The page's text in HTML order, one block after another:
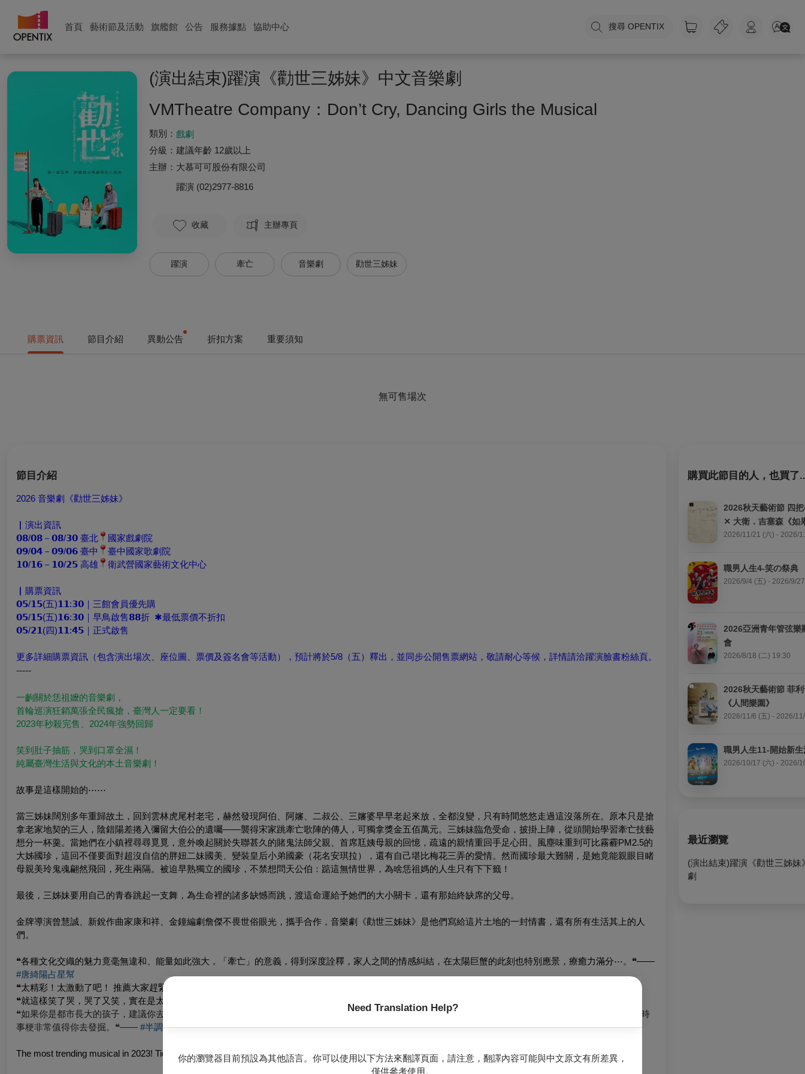
首頁 藝術節及活動 旗艦館 公告 服務據點 協助中心 搜尋 OPENTIX
Need Translation Help?
你的瀏覽器目前預設為其他語言。你可以使用以下方法來翻譯頁面，請注意，翻譯內容可能與中文原文有所差異，
僅供參考使用。
(演出結束)躍演《勸世三姊妹》中文音樂劇
VMTheatre Company：Don’t Cry, Dancing Girls the Musical
類別： 戲劇
分級： 建議年齡 12歲以上
主辦： 大慕可可股份有限公司
躍演 (02)2977-8816
收藏 主辦專頁
躍演 牽亡 音樂劇 勸世三姊妹
購票資訊 節目介紹 異動公告 折扣方案 重要須知
無可售場次
節目介紹
2026 音樂劇《勸世三姊妹》
▏演出資訊
𝟬𝟴/𝟬𝟴－𝟬𝟴/𝟯𝟬 臺北
國家戲劇院
𝟬𝟵/𝟬𝟰－𝟬𝟵/𝟬𝟲 臺中
臺中國家歌劇院
𝟭𝟬/𝟭𝟲－𝟭𝟬/𝟮𝟱 高雄
衛武營國家藝術文化中心
▏購票資訊
𝟬𝟱/𝟭𝟱(五)𝟭𝟭:𝟯𝟬｜三館會員優先購
𝟬𝟱/𝟭𝟱(五)𝟭𝟲:𝟯𝟬｜早鳥啟售𝟴𝟴折  ✱最低票價不折扣
𝟬𝟱/𝟮𝟭(四)𝟭𝟭:𝟰𝟱｜正式啟售
更多詳細購票資訊（包含演出場次、座位圖、票價及簽名會等活動） ，預計將於5/8（五）釋出，並同步公開售票網站， 敬請耐心等候，詳情請洽躍演臉書粉絲頁。
-----
一齣關於恁祖嬤的音樂劇，
首輪巡演狂銷萬張全民瘋搶，臺灣人一定要看！
2023年秒殺完售、2024年強勢回歸
笑到肚子抽筋，哭到口罩全濕！
純屬臺灣生活與文化的本土音樂劇！
故事是這樣開始的⋯⋯
當三姊妹闊別多年重歸故土，回到雲林虎尾村老宅，赫然發現阿伯、阿嬸、二叔公、三嬸婆早早老起來放，全都沒變，只有時間悠悠走過這沒落所在。原本只是搶
拿老家地契的三人，陰錯陽差捲入彌留大伯公的遺囑——襲得宋家跳牽亡歌陣的傳人，可獨拿獎金五佰萬元。三姊妹臨危受命，披掛上陣，從頭開始學習牽亡技藝
想分一杯羹。當她們在小鎮裡尋尋覓覓，意外喚起關於失聯甚久的賭鬼法師父親、首席尫姨母親的回憶，疏遠的親情重回手足心田。風塵味重到可比霧霾PM2.5的
大姊國珍，這回不僅要面對超沒自信的胖妞二妹國美、變裝皇后小弟國豪（花名安琪拉），還有自己堪比梅花三弄的愛情。然而國珍最大難關，是她竟能親眼目睹
母親美玲鬼魂翩然飛回，死生兩隔。被迫早熟獨立的國珍，不禁想問天公伯：踮這無情世界，為啥恁祖媽的人生只有下下籤！
最後，三姊妹要用自己的青春跳起一支舞，為生命裡的諸多缺憾而跳，渡這命運給予她們的大小關卡，還有那始終缺席的父母。
金牌導演曾慧誠、新銳作曲家康和祥、金鐘編劇詹傑不畏世俗眼光，攜手合作，音樂劇《勸世三姊妹》是他們寫給這片土地的一封情書，還有所有生活其上的人
們。
❝各種文化交織的魅力竟毫無違和、能量如此強大，「牽亡」的意義，得到深度詮釋，家人之間的情感糾結，在太陽巨蟹的此刻也特別應景，療癒力滿分⋯。❝——
#唐綺陽占星幫
❝太精彩！太激動了吧！ 推薦大家趕緊去看戲，一定是大拇指的！❝——
❝就這樣笑了哭，哭了又笑，實在是太洩壓了…對家、對愛與自我的一次回顧。❝——
❝如果你是都市長大的孩子，建議你去看看。或許你對牽亡這樣的儀式感到陌生，但藉由表演藝術認識台灣傳統文化蠻有意思的，而且戲裡還有太多流行元素和時
事梗非常值得你去發掘。❝—— #半調子文青
The most trending musical in 2023! Tickets were sold out within seconds! More than a year of preparation, Don’t Cry, Dancing Girls will be in TPAC in June 2024!
購買此節目的人，也買了
2026秋天藝術節 四
✕ 大衛．吉塞森《如
給你》
2026/11/21 (六) - 2026/
職男人生4-笑の祭典
2026/9/4 (五) - 2026/9/
2026亞洲青年管弦樂
會
2026/8/18 (二) 19:30
2026秋天藝術節 菲
《人間樂園》
2026/11/6 (五) - 2026/
職男人生11-開始新生
2026/10/17 (六) - 2026/
最近瀏覽
(演出結束)躍演《勸世三姊妹
劇